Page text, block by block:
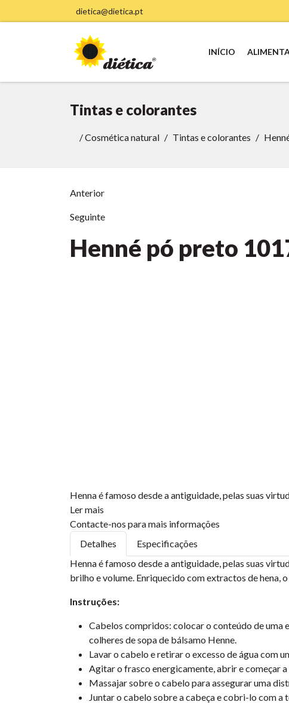
dietica@dietica.pt
INÍCIO
Tintas e colorantes
/Cosmética natural Tintas e colorantes
Anterior
Seguinte
Henné pó preto
Henna é famoso desde a antiguidade, pelas suas
Ler mais
Contacte-nos para mais informações
Detalhes
Especificações
Henna é famoso desde a antiguidade, pelas suas
brilho e volume. Enriquecido com extractos de hena,
Instruções:
Cabelos compridos: colocar o conteúdo de uma
colheres de sopa de bálsamo Henne.
Lavar o cabelo e retirar o excesso de água com
Agitar o frasco energicamente, abrir e começar
Massajar sobre o cabelo para assegurar uma
Juntar o cabelo sobre a cabeça e cobri-lo com a